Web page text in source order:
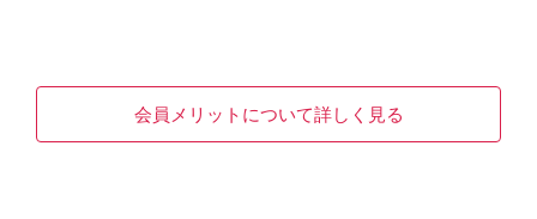
会員メリットについて詳しく見る